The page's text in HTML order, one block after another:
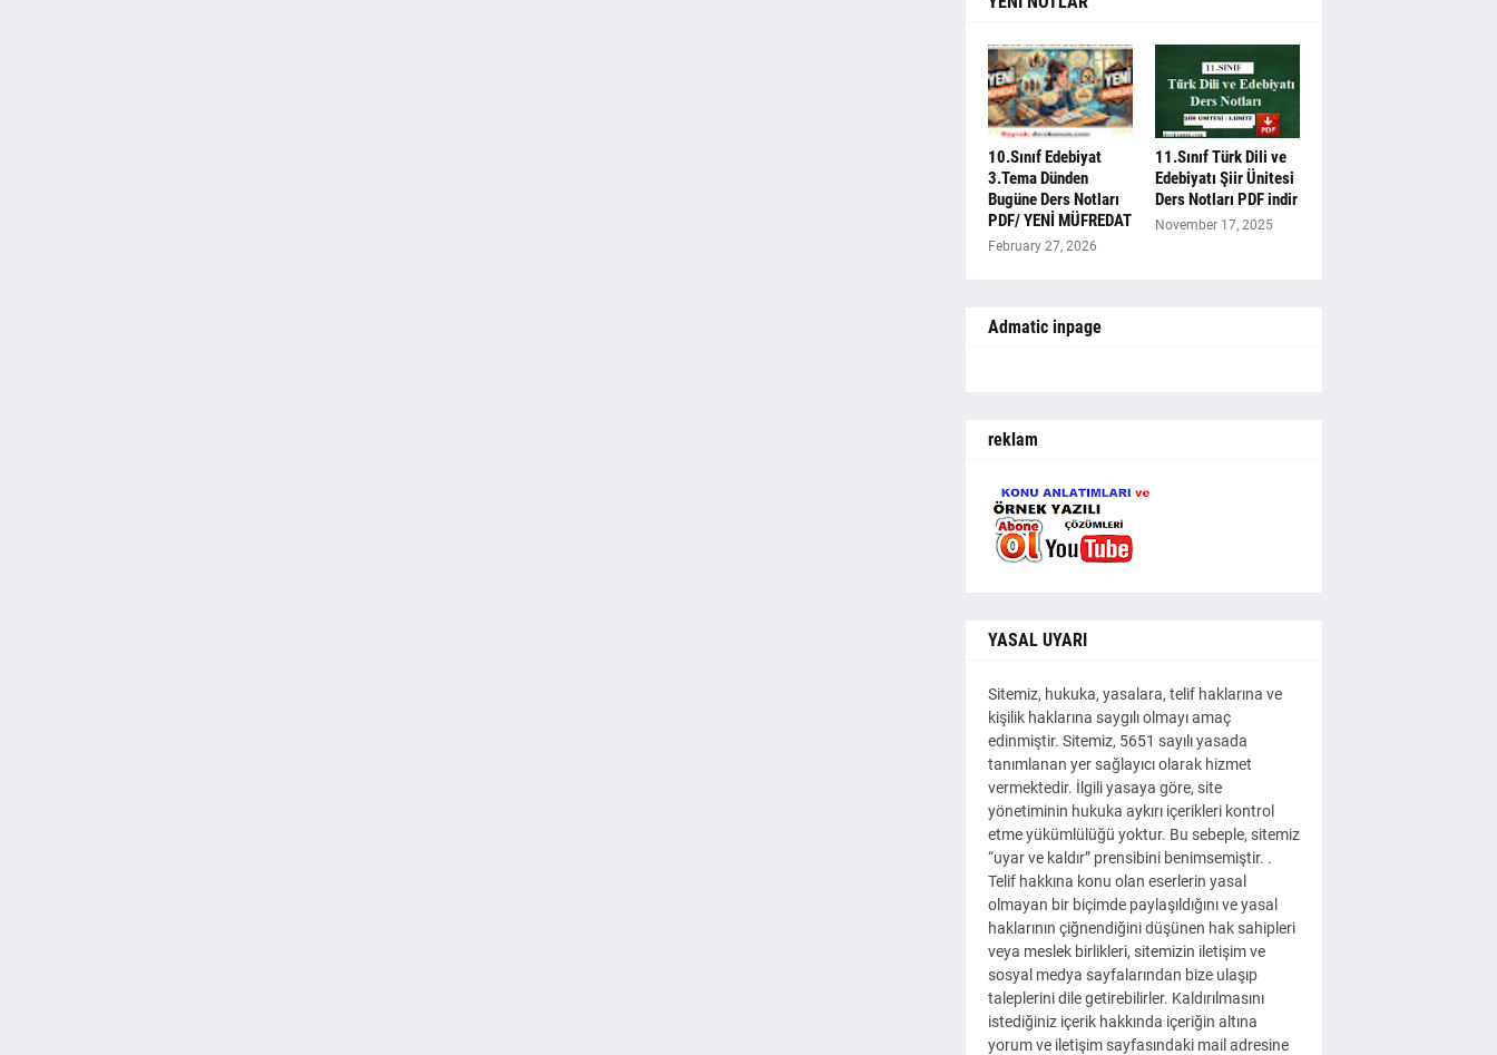
10.Sınıf Edebiyat
3.Tema Dünden
Bugüne Ders Notları
PDF/ YENİ MÜFREDAT
February 27, 2026
11.Sınıf Türk Dili ve
Edebiyatı Şiir Ünitesi
Ders Notları PDF indir
November 17, 2025
Admatic inpage
reklam
YASAL UYARI
Sitemiz, hukuka, yasalara, telif haklarına ve
kişilik haklarına saygılı olmayı amaç
edinmiştir. Sitemiz, 5651 sayılı yasada
tanımlanan yer sağlayıcı olarak hizmet
vermektedir. İlgili yasaya göre, site
yönetiminin hukuka aykırı içerikleri kontrol
etme yükümlülüğü yoktur. Bu sebeple, sitemiz
“uyar ve kaldır” prensibini benimsemiştir. .
Telif hakkına konu olan eserlerin yasal
olmayan bir biçimde paylaşıldığını ve yasal
haklarının çiğnendiğini düşünen hak sahipleri
veya meslek birlikleri, sitemizin iletişim ve
sosyal medya sayfalarından bize ulaşıp
taleplerini dile getirebilirler. Kaldırılmasını
istediğiniz içerik hakkında içeriğin altına
yorum ve iletişim sayfasındaki mail adresine